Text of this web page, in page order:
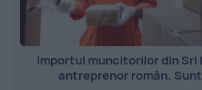
Importul muncitorilor din Sri
antreprenor român.